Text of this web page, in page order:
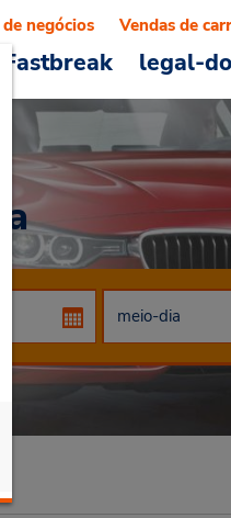
Fastbreak legal-
negócios Vendas de